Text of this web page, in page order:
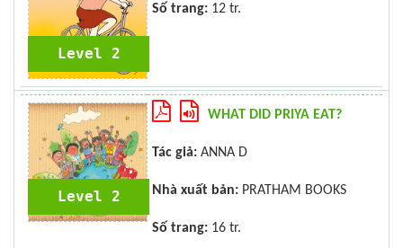
Level 2
Số trang: 12 tr.
Level 2
WHAT DID PRIYA EAT?
Tác giả: ANNA D
Nhà xuất bản: PRATHAM BOOKS
Số trang: 16 tr.